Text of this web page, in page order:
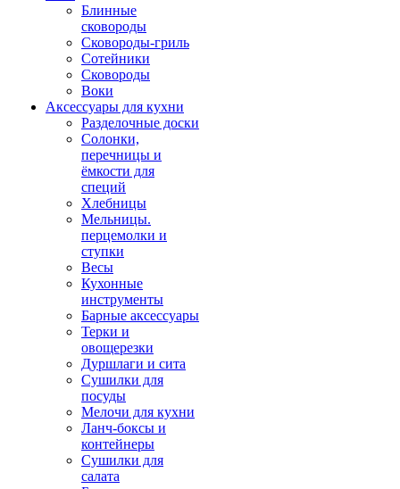
Блинные
сковороды
Сковороды-гриль
Сотейники
Сковороды
Воки
Аксессуары для кухни
Разделочные доски
Солонки,
перечницы и
ёмкости для
специй
Хлебницы
Мельницы.
перцемолки и
ступки
Весы
Кухонные
инструменты
Барные аксессуары
Терки и
овощерезки
Дуршлаги и сита
Сушилки для
посуды
Мелочи для кухни
Ланч-боксы и
контейнеры
Сушилки для
салата